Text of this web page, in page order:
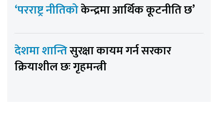
‘परराष्ट्र नीतिकोकेन्द्रमा आर्थिक कूटनीति छ’
देशमा शान्तिसुरक्षा कायम गर्न सरकार
क्रियाशील छः गृहमन्त्री